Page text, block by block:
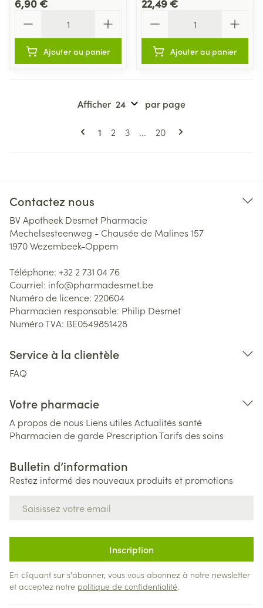
6,90 €
Ajouter au panier
22,49 €
Ajouter au panier
Pages
Vous lisez actuellement la page
1 Page
2 Page
3 ... Page
20
Afficher par page
Contactez nous
BV Apotheek Desmet Pharmacie
Mechelsesteenweg - Chausée de Malines 157
1970Wezembeek-Oppem
Téléphone: +32 2 731 04 76
Courriel: info@pharmadesmet.be
Numéro de licence: 220604
Pharmacien responsable: Philip Desmet
Numéro TVA: BE0549851428
Service à la clientèle
FAQ
Votre pharmacie
A propos de nous Liens utiles Actualités santé
Pharmacien de garde PrescriptionTarifs des soins
Bulletin d’information
Restez informé des nouveaux produits et promotions
Inscription
En cliquant sur s'abonner, vous vous abonnez à notre newsletter
et acceptez notre politique de confidentialité.